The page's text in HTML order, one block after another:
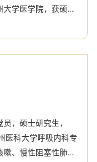
大学医学院，获硕士
究院钟南山院士团队
竭、不明原因发热、
肺癌、慢性咳嗽、
治，熟练掌握了
基本技能操作；
人民医院东院区重
，硕士研究生，
医科大学呼吸内科专
嗽、慢性阻塞性肺疾